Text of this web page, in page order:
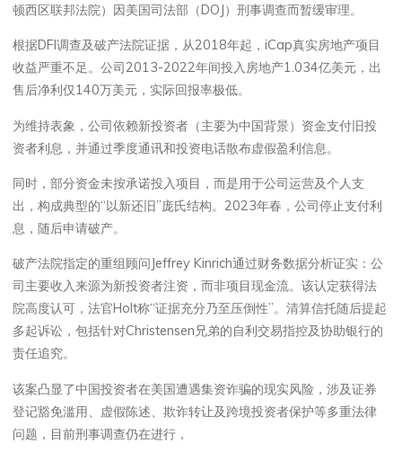
顿西区联邦法院）因美国司法部（DOJ）刑事调查而暂缓审理。
根据DFI调查及破产法院证据，从2018年起，iCap真实房地产项目
收益严重不足。公司2013-2022年间投入房地产1.034亿美元，出
售后净利仅140万美元，实际回报率极低。
为维持表象，公司依赖新投资者（主要为中国背景）资金支付旧投
资者利息，并通过季度通讯和投资电话散布虚假盈利信息。
同时，部分资金未按承诺投入项目，而是用于公司运营及个人支
出，构成典型的“以新还旧”庞氏结构。2023年春，公司停止支付利
息，随后申请破产。
破产法院指定的重组顾问Jeffrey Kinrich通过财务数据分析证实：公
司主要收入来源为新投资者注资，而非项目现金流。该认定获得法
院高度认可，法官Holt称“证据充分乃至压倒性”。清算信托随后提起
多起诉讼，包括针对Christensen兄弟的自利交易指控及协助银行的
责任追究。
该案凸显了中国投资者在美国遭遇集资诈骗的现实风险，涉及证券
登记豁免滥用、虚假陈述、欺诈转让及跨境投资者保护等多重法律
问题，目前刑事调查仍在进行，